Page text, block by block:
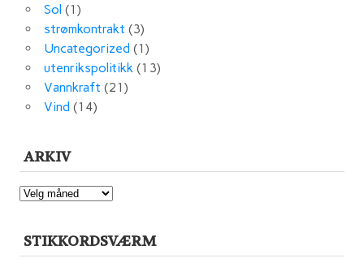
Sol (1)
strømkontrakt (3)
Uncategorized (1)
utenrikspolitikk (13)
Vannkraft (21)
Vind (14)
ARKIV
ARKIV
STIKKORDSVÆRM